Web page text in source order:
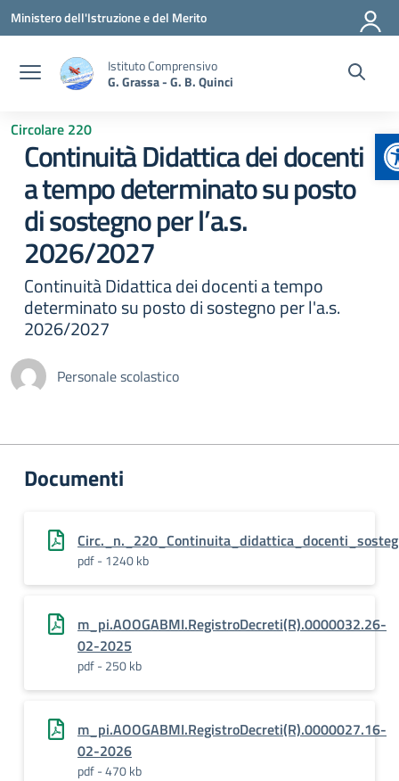
Vai ai contenuti
Vai al menu di navigazione
Vai al footer
Ministero dell'Istruzione e del Merito
Istituto Comprensivo
G. Grassa - G. B. Quinci
Circolare 220
Continuità Didattica dei docenti
a tempo determinato su posto
di sostegno per l’a.s.
2026/2027
Continuità Didattica dei docenti a tempo
determinato su posto di sostegno per l'a.s.
2026/2027
Personale scolastico
Documenti
pdf - 1240 kb
m_pi.AOOGABMI.RegistroDecreti(R).0000032.26-
02-2025
pdf - 250 kb
m_pi.AOOGABMI.RegistroDecreti(R).0000027.16-
02-2026
pdf - 470 kb